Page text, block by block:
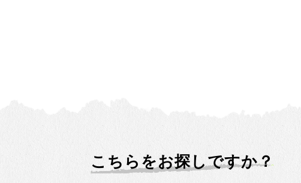
こちらをお探しですか？